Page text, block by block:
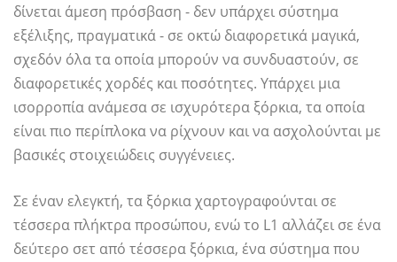
δίνεται άμεση πρόσβαση - δεν υπάρχει σύστημα
εξέλιξης, πραγματικά - σε οκτώ διαφορετικά μαγικά,
σχεδόν όλα τα οποία μπορούν να συνδυαστούν, σε
διαφορετικές χορδές και ποσότητες. Υπάρχει μια
ισορροπία ανάμεσα σε ισχυρότερα ξόρκια, τα οποία
είναι πιο περίπλοκα να ρίχνουν και να ασχολούνται με
βασικές στοιχειώδεις συγγένειες.
Σε έναν ελεγκτή, τα ξόρκια χαρτογραφούνται σε
τέσσερα πλήκτρα προσώπου, ενώ το L1 αλλάζει σε ένα
δεύτερο σετ από τέσσερα ξόρκια, ένα σύστημα που